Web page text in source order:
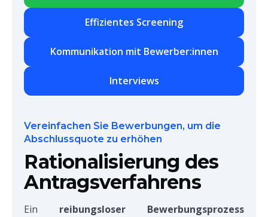
Effizientes Screening
Kommunikation mit Bewerber:innen
Interviews
Vereinfachen Sie Bewerbungen, um die
Abschlussquote zu erhöhen
Rationalisierung des
Antragsverfahrens
Ein reibungsloser Bewerbungsprozess